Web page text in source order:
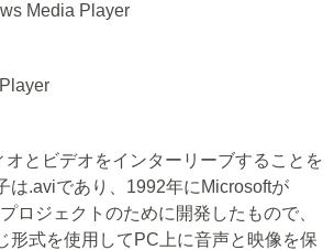
Media Player
オとビデオをインターリーブすることを
は.aviであり、1992年にMicrosoftが
ロジェクトのために開発したもので、
形式を使用してPC上に音声と映像を保